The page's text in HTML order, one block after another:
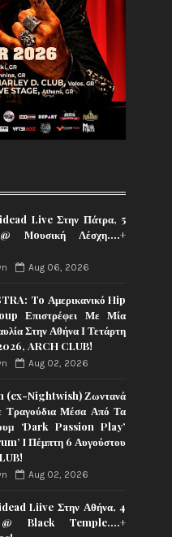
Live Στην Πάτρα, 5
@ Moυσική Λέσχη….+
Aug 06, 2026
To Αμερικανικό Hip
Επιστρέφει Με Μία
Στην Αθήνα Ι Τετάρτη
ARCH CLUB!
Aug 02, 2026
(ex-Nightwish) Ζωντανά
Τραγούδια Μέσα Από Τα
‘Dark Passion Play’
I Πέμπτη 6 Αυγούστου
Aug 02, 2026
Liive Στην Αθήνα, 4
@ Black Temple….+